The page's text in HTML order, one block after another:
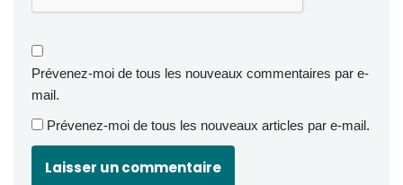
Prévenez-moi de tous les nouveaux commentaires par e-
mail.
Prévenez-moi de tous les nouveaux articles par e-mail.